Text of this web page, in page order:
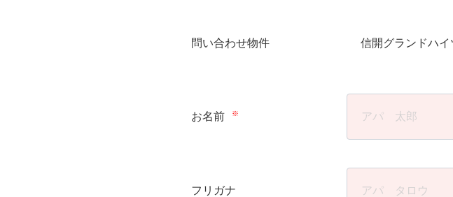
問い合わせ物件 信開グランドハイ
お名前 ※
フリガナ